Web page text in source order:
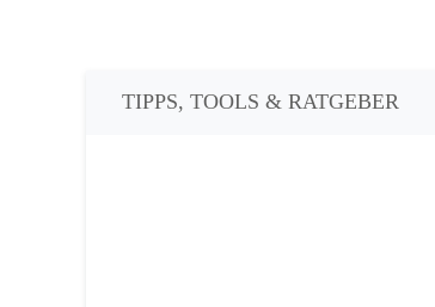
TIPPS, TOOLS & RATGEBER